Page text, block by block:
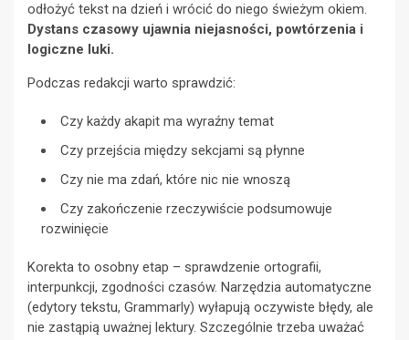
odłożyć tekst na dzień i wrócić do niego świeżym okiem.
Dystans czasowy ujawnia niejasności, powtórzenia i
logiczne luki.
Podczas redakcji warto sprawdzić:
Czy każdy akapit ma wyraźny temat
Czy przejścia między sekcjami są płynne
Czy nie ma zdań, które nic nie wnoszą
Czy zakończenie rzeczywiście podsumowuje
rozwinięcie
Korekta to osobny etap – sprawdzenie ortografii,
interpunkcji, zgodności czasów. Narzędzia automatyczne
(edytory tekstu, Grammarly) wyłapują oczywiste błędy, ale
nie zastąpią uważnej lektury. Szczególnie trzeba uważać